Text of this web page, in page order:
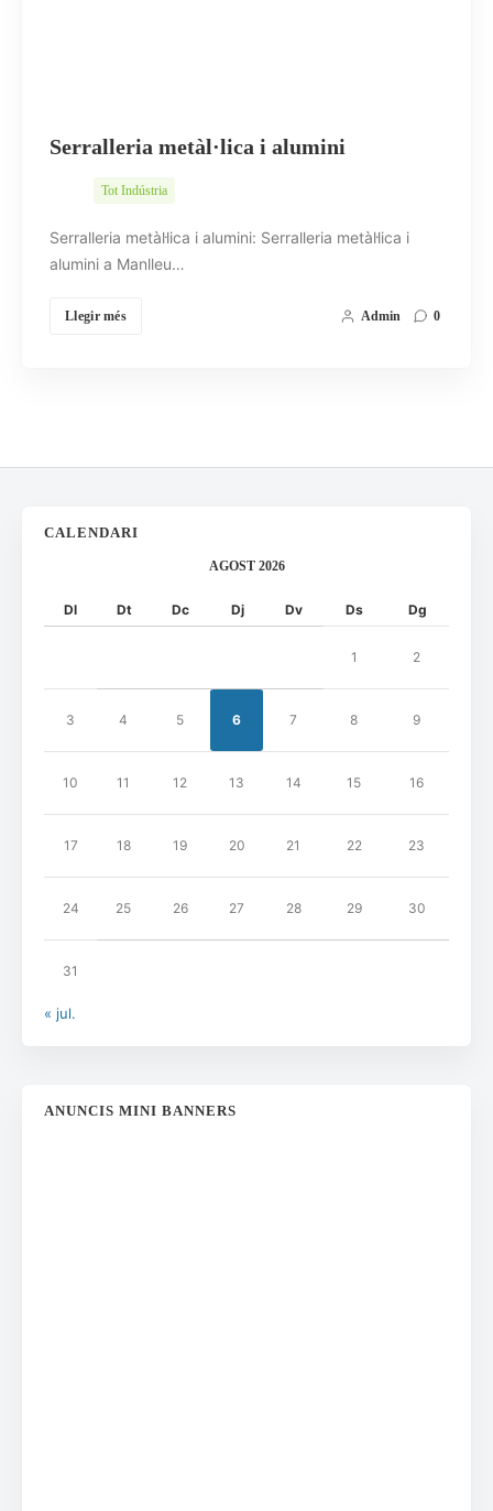
Serralleria metàl·lica i alumini
Tot Indústria
Serralleria metàl·lica i alumini: Serralleria metàl·lica i
alumini a Manlleu…
Llegir més Admin 0
CALENDARI
AGOST 2026
Dl Dt Dc Dj Dv Ds Dg
1 2
3 4 5 6 7 8 9
10 11 12 13 14 15 16
17 18 19 20 21 22 23
24 25 26 27 28 29 30
31
« jul.
ANUNCIS MINI BANNERS